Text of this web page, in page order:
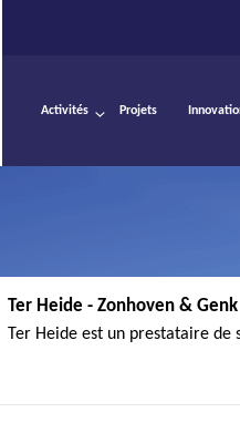
Activités Projets
Ter Heide - Zonhoven & Genk
Ter Heide est un prestataire de